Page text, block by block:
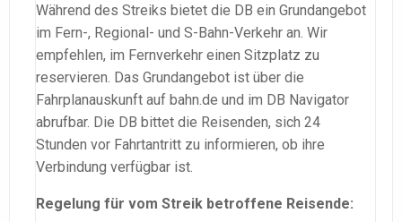
Während des Streiks bietet die DB ein Grundangebot
im Fern-, Regional- und S-Bahn-Verkehr an. Wir
empfehlen, im Fernverkehr einen Sitzplatz zu
reservieren. Das Grundangebot ist über die
Fahrplanauskunft auf bahn.de und im DB Navigator
abrufbar. Die DB bittet die Reisenden, sich 24
Stunden vor Fahrtantritt zu informieren, ob ihre
Verbindung verfügbar ist.
Regelung für vom Streik betroffene Reisende: